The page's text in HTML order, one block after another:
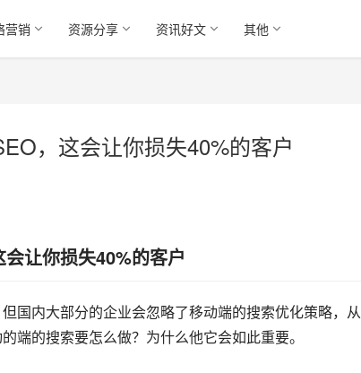
营销 资源分享 资讯好文 其他
，这会让你损失40%的客户
会让你损失40%的客户
国内大部分的企业会忽略了移动端的搜索优化策略，从
端的搜索要怎么做？为什么他它会如此重要。